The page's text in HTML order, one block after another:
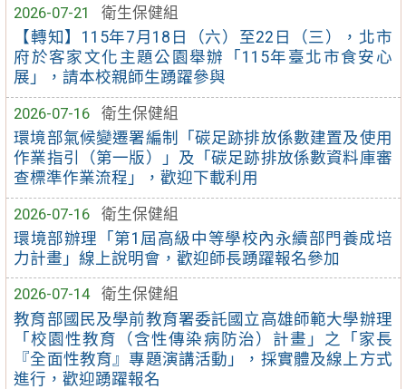
2026-07-21
衛生保健組
【轉知】115年7月18日（六）至22日（三），北市
府於客家文化主題公園舉辦「115年臺北市食安心
展」，請本校親師生踴躍參與
2026-07-16
衛生保健組
環境部氣候變遷署編制「碳足跡排放係數建置及使用
作業指引（第一版）」及「碳足跡排放係數資料庫審
查標準作業流程」，歡迎下載利用
2026-07-16
衛生保健組
環境部辦理「第1屆高級中等學校內永續部門養成培
力計畫」線上說明會，歡迎師長踴躍報名參加
2026-07-14
衛生保健組
教育部國民及學前教育署委託國立高雄師範大學辦理
「校園性教育（含性傳染病防治）計畫」之「家長
『全面性教育』專題演講活動」，採實體及線上方式
進行，歡迎踴躍報名